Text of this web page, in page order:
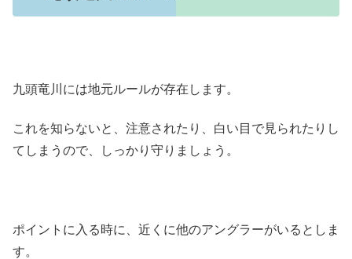
九頭竜川には地元ルールが存在します。
これを知らないと、注意されたり、白い目で見られたりし
てしまうので、しっかり守りましょう。
ポイントに入る時に、近くに他のアングラーがいるとしま
す。